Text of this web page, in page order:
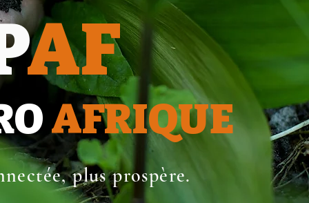
AF
AFRIQUE
plus prospère.